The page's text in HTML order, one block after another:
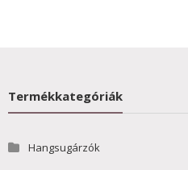
Termékkategóriák
Hangsugárzók